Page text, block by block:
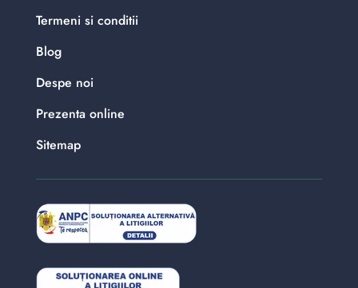
Termeni si conditii
Blog
Despe noi
Prezenta online
Sitemap